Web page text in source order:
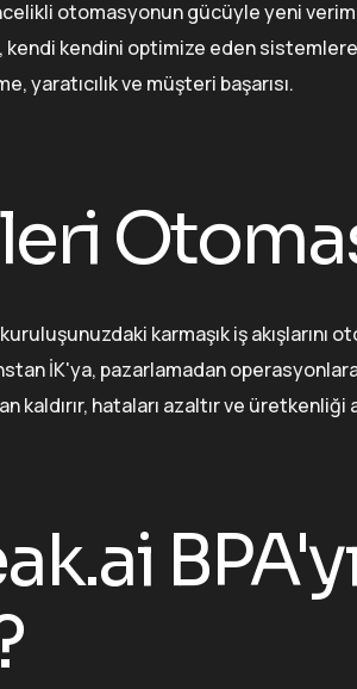
otomasyonun gücüyle yeni
kendi kendini optimize eden
yaratıcılık ve müşteri başarısı.
karmaşık iş
İK'ya, pazarlamadan
hataları azaltır ve üretkenliği